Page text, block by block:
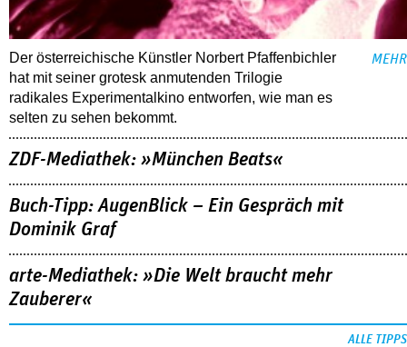
Der österreichische Künstler Norbert Pfaffenbichler
hat mit seiner grotesk anmutenden Trilogie
radikales Experimentalkino entworfen, wie man es
selten zu sehen bekommt.
MEHR
ZDF-Mediathek: »München Beats«
Buch-Tipp: AugenBlick – Ein Gespräch mit
Dominik Graf
arte-Mediathek: »Die Welt braucht mehr
Zauberer«
ALLE TIPPS